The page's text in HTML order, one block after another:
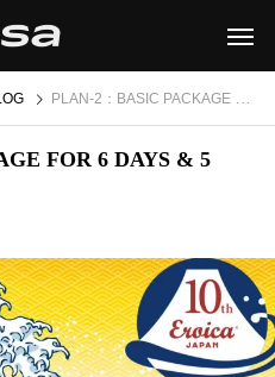
PLAN-2：BASIC PACKAGE FOR 6 DAYS & 5 NIGHTS
FOR 6 DAYS & 5